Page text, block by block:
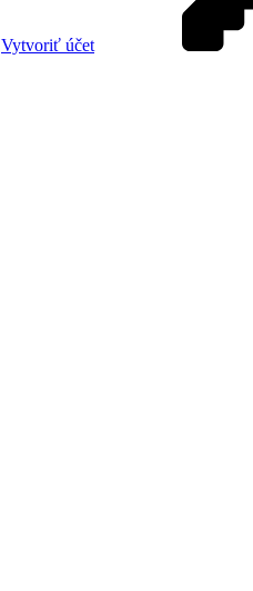
Vytvoriť účet